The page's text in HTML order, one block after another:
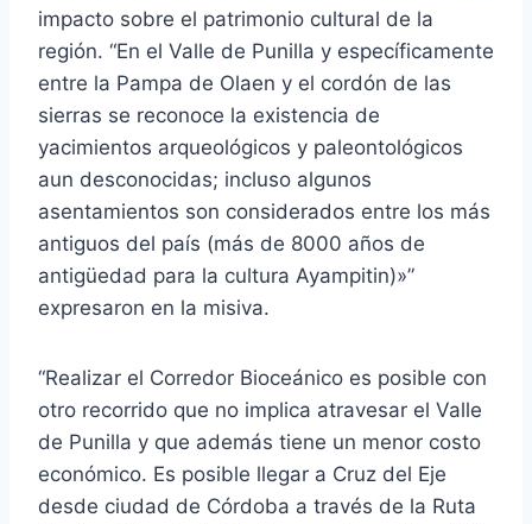
impacto sobre el patrimonio cultural de la
región. “En el Valle de Punilla y específicamente
entre la Pampa de Olaen y el cordón de las
sierras se reconoce la existencia de
yacimientos arqueológicos y paleontológicos
aun desconocidas; incluso algunos
asentamientos son considerados entre los más
antiguos del país (más de 8000 años de
antigüedad para la cultura Ayampitin)»”
expresaron en la misiva.
“Realizar el Corredor Bioceánico es posible con
otro recorrido que no implica atravesar el Valle
de Punilla y que además tiene un menor costo
económico. Es posible llegar a Cruz del Eje
desde ciudad de Córdoba a través de la Ruta